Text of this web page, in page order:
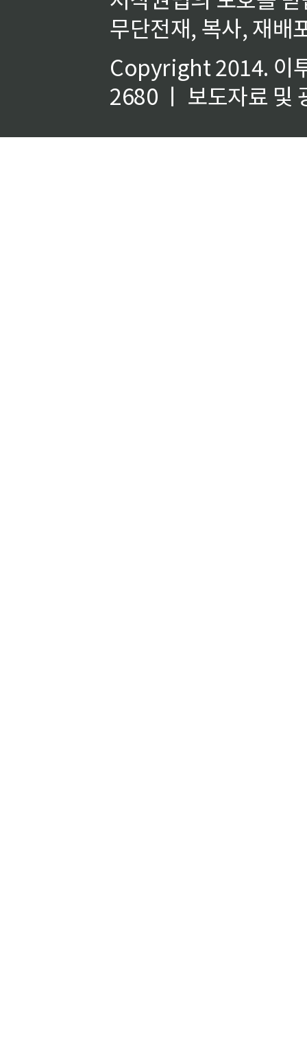
무단전재, 복사, 재배
Copyright 2014. 이
2680 ㅣ 보도자료